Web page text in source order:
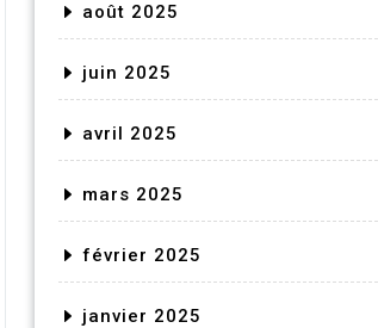
août 2025
juin 2025
avril 2025
mars 2025
février 2025
janvier 2025